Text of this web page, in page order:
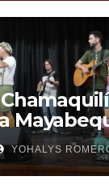
en la
la
YOHALYS